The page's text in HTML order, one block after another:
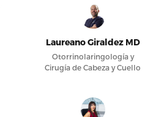
Laureano Giraldez MD
Otorrinolaringología y
Cirugía de Cabeza y Cuello